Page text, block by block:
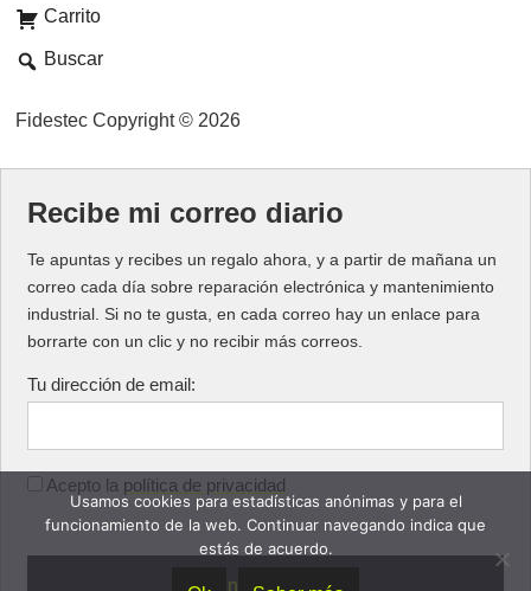
Carrito
Buscar
Fidestec Copyright © 2026
Recibe mi correo diario
Te apuntas y recibes un regalo ahora, y a partir de mañana un
correo cada día sobre reparación electrónica y mantenimiento
industrial. Si no te gusta, en cada correo hay un enlace para
borrarte con un clic y no recibir más correos.
Tu dirección de email:
Acepto la política de privacidad
Usamos cookies para estadísticas anónimas y para el
funcionamiento de la web. Continuar navegando indica que
estás de acuerdo.